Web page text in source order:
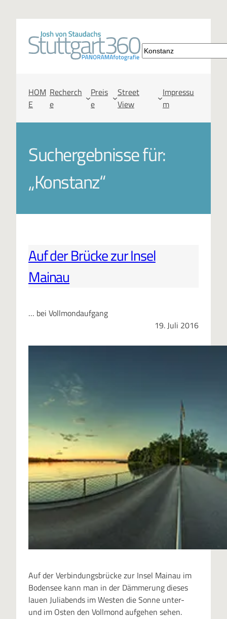
S
h
n
HOM
E
Recherch
e
Preis
e
Street
View
Impressu
m
Suchergebnisse für:
„Konstanz“
Auf der Brücke zur Insel
Mainau
… bei Vollmondaufgang
19. Juli 2016
Auf der Verbindungsbrücke zur Insel Mainau im
Bodensee kann man in der Dämmerung dieses
lauen Juliabends im Westen die Sonne unter-
und im Osten den Vollmond aufgehen sehen.